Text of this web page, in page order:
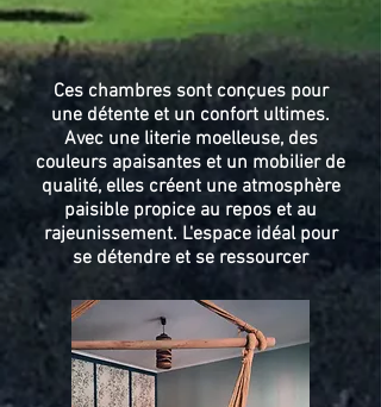
Ces chambres sont conçues pour
une détente et un confort ultimes.
Avec une literie moelleuse, des
couleurs apaisantes et un mobilier de
qualité, elles créent une atmosphère
paisible propice au repos et au
rajeunissement. L'espace idéal pour
se détendre et se ressourcer